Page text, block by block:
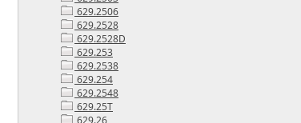
629.2506
629.2528
629.2528D
629.253
629.2538
629.254
629.2548
629.25T
629.26